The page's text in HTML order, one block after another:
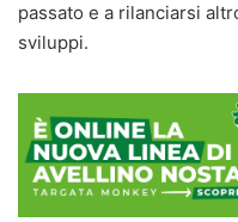
passato e a rilanciarsi
sviluppi.